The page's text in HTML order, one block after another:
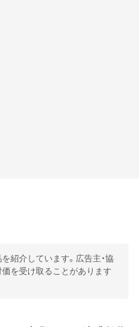
紹介しています。広告主・協
を受け取ることがあります